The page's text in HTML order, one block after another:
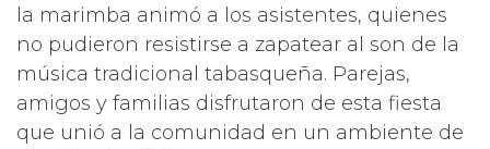
la marimba animó a los asistentes, quienes
no pudieron resistirse a zapatear al son de la
música tradicional tabasqueña. Parejas,
amigos y familias disfrutaron de esta fiesta
que unió a la comunidad en un ambiente de